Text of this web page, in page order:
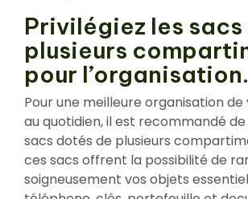
Privilégiez les sacs
plusieurs
pour l’organisation.
Pour une meilleure organisation de
au quotidien, il est recommandé
sacs dotés de plusieurs
ces sacs offrent la possibilité de
soigneusement vos objets